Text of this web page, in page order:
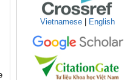
Vietnamese English